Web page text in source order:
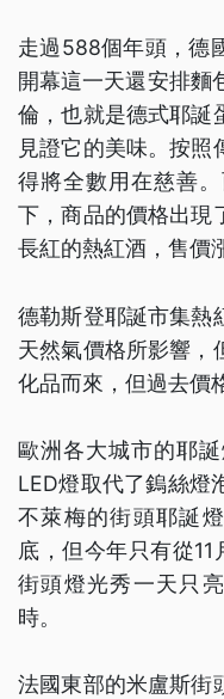
走過588個年頭，德
開幕這一天還安排麵
倫，也就是德式耶誕
見證它的美味。按照
得將全數用在慈善
下，商品的價格出現
長紅的熱紅酒，售價
德勒斯登耶誕市集熱
天然氣價格所影響，
化品而來，但過去價
歐洲各大城市的耶
LED燈取代了鎢絲燈
不萊梅的街頭耶誕
底，但今年只有從
街頭燈光秀一天只
時。
法國東部的米盧斯街